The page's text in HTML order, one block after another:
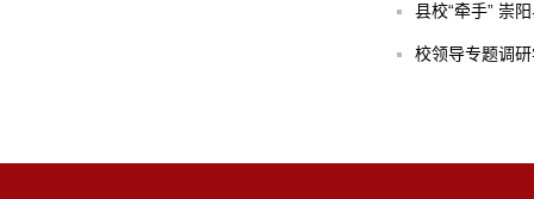
县校“牵手” 崇
校领导专题调